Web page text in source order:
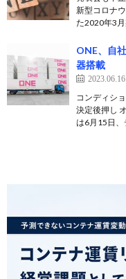
新型コロナ
た2020年3
ONE、自
器搭載
2023.06.16
コンディシ
決定後押し
は6月15日